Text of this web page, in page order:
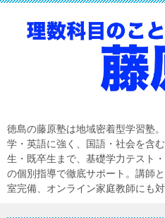
徳島の藤原塾は地域密着型学習塾
学・英語に強く、国語・社会を含
生・既卒生まで、基礎学力テスト
の個別指導で徹底サポート。講師
室完備、オンライン家庭教師にも